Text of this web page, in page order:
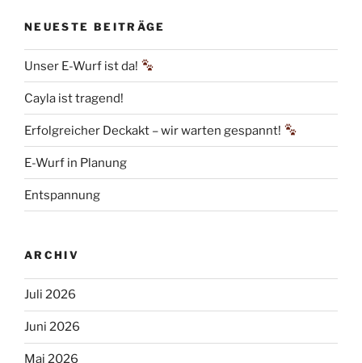
NEUESTE BEITRÄGE
Unser E-Wurf ist da!
Cayla ist tragend!
Erfolgreicher Deckakt – wir warten gespannt!
E-Wurf in Planung
Entspannung
ARCHIV
Juli 2026
Juni 2026
Mai 2026